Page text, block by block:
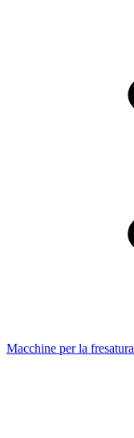
Macchine per la fresatura